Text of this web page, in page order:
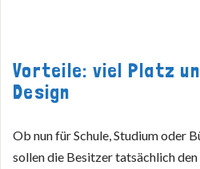
Vorteile: viel Platz
Design
Ob nun für Schule, Studium oder
sollen die Besitzer tatsächlich